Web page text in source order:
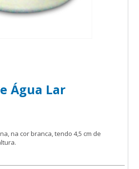
Água Lar
na cor branca, tendo 4,5 cm de